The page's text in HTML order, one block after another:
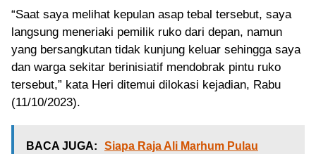
“Saat saya melihat kepulan asap tebal tersebut, saya
langsung meneriaki pemilik ruko dari depan, namun
yang bersangkutan tidak kunjung keluar sehingga saya
dan warga sekitar berinisiatif mendobrak pintu ruko
tersebut,” kata Heri ditemui dilokasi kejadian, Rabu
(11/10/2023).
BACA JUGA:
Siapa Raja Ali Marhum Pulau